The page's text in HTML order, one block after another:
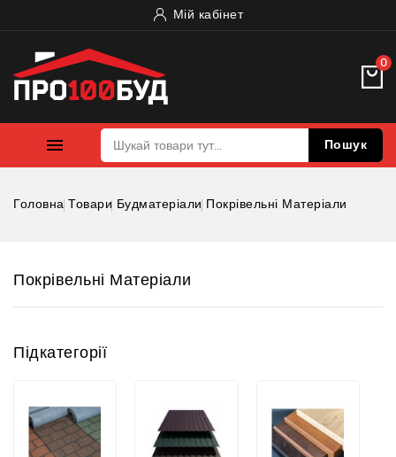
Мій кабінет
0
 Пошук
Головна Товари Будматеріали Покрівельні Матеріали
Покрівельні Матеріали
Підкатегорії